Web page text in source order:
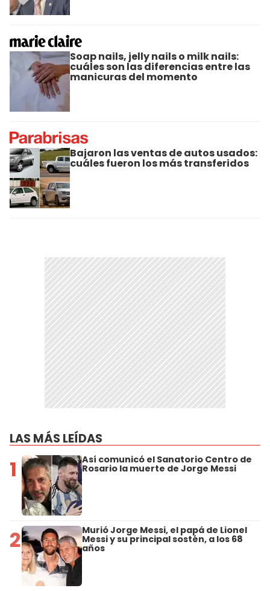
Soap nails, jelly nails o milk nails:
cuáles son las diferencias entre las
manicuras del momento
Bajaron las ventas de autos usados:
cuáles fueron los más transferidos
LAS MÁS LEÍDAS
1 Así comunicó el Sanatorio Centro de
Rosario la muerte de Jorge Messi
2 Murió Jorge Messi, el papá de Lionel
Messi y su principal sostén, a los 68
años